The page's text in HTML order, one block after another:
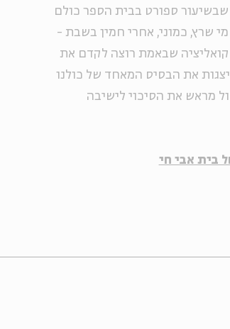
שבשיעור ספורט בבית הספר כולם
שרץ, כמוני, אחרי חמין בשבת -
שבאמת רוצה לקדם את
את הבסיס המאחד של כולנו
מראש את הסיכוי לישיבה
בית אבי חי